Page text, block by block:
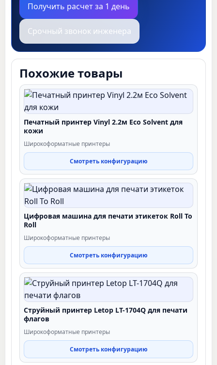
Получить расчет за 1 день
Срочный звонок инженера
Похожие товары
Печатный принтер Vinyl 2.2м Eco Solvent для
кожи
Широкоформатные принтеры
Смотреть конфигурацию
Цифровая машина для печати этикеток Roll To
Roll
Широкоформатные принтеры
Смотреть конфигурацию
Струйный принтер Letop LT-1704Q для печати
флагов
Широкоформатные принтеры
Смотреть конфигурацию